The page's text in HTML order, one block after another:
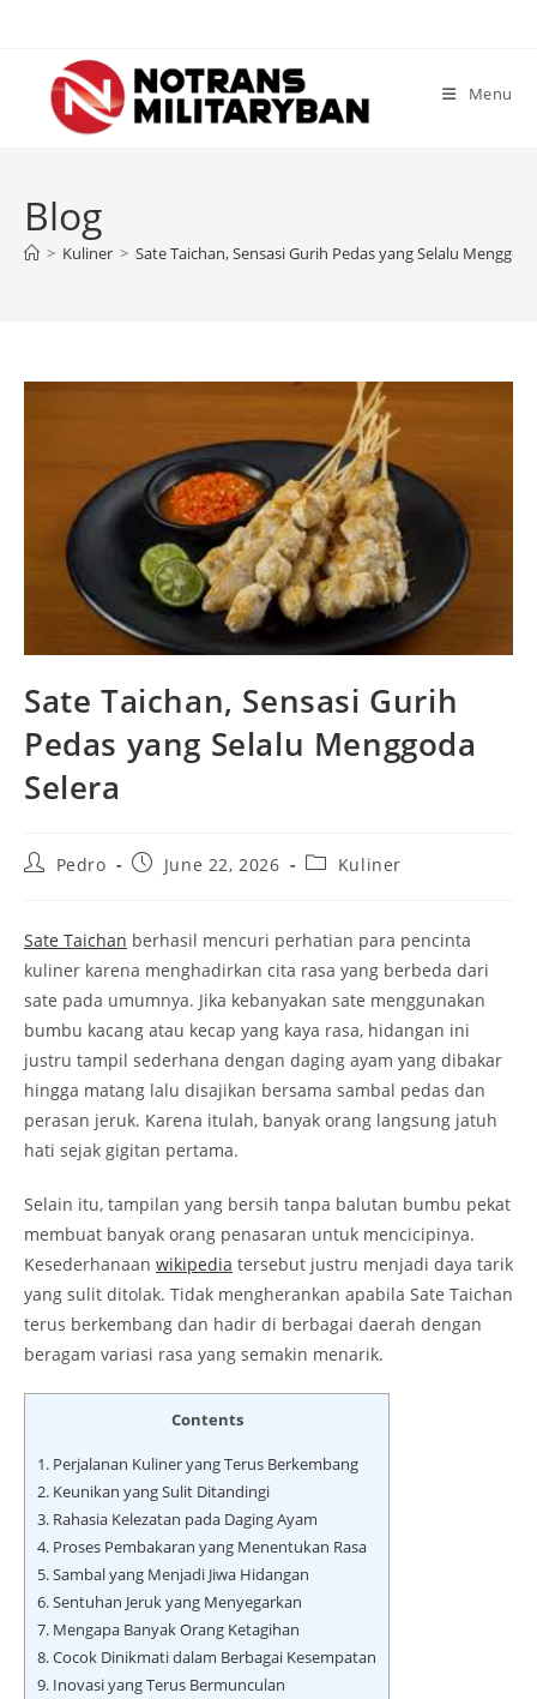
content
Menu
Blog
> Kuliner > Sate Taichan, Sensasi Gurih Pedas yang Selalu
Sate Taichan, Sensasi Gurih
Pedas yang Selalu Menggoda
Selera
PostPedro
PostJune 22, 2026
PostKuliner
Sate Taichan berhasil mencuri perhatian para pencinta
kuliner karena menghadirkan cita rasa yang berbeda dari
sate pada umumnya. Jika kebanyakan sate menggunakan
bumbu kacang atau kecap yang kaya rasa, hidangan ini
justru tampil sederhana dengan daging ayam yang dibakar
hingga matang lalu disajikan bersama sambal pedas dan
perasan jeruk. Karena itulah, banyak orang langsung jatuh
hati sejak gigitan pertama.
Selain itu, tampilan yang bersih tanpa balutan bumbu pekat
membuat banyak orang penasaran untuk mencicipinya.
Kesederhanaan wikipedia tersebut justru menjadi daya tarik
yang sulit ditolak. Tidak mengherankan apabila Sate Taichan
terus berkembang dan hadir di berbagai daerah dengan
beragam variasi rasa yang semakin menarik.
Contents
1. Perjalanan Kuliner yang Terus Berkembang
2. Keunikan yang Sulit Ditandingi
3. Rahasia Kelezatan pada Daging Ayam
4. Proses Pembakaran yang Menentukan Rasa
5.Sambal yang Menjadi Jiwa Hidangan
6.Sentuhan Jeruk yang Menyegarkan
7. Mengapa Banyak Orang Ketagihan
8.Cocok Dinikmati dalam Berbagai Kesempatan
9. Inovasi yang Terus Bermunculan